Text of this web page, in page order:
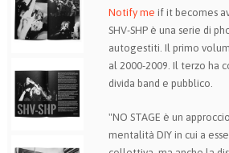
Notify me if it becomes
SHV-SHP è una serie di
autogestiti. Il primo
al 2000-2009. Il terzo ha
divida band e pubblico.
"NO STAGE è un
mentalità DIY in cui a